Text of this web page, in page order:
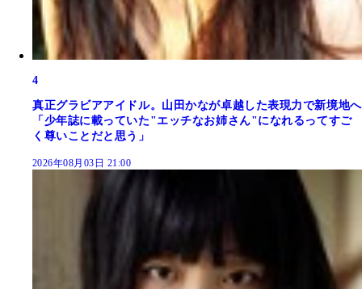
4
真正グラビアアイドル。山田かなが卓越した表現力で新境地へ
「少年誌に載っていた"エッチなお姉さん"になれるってすご
く尊いことだと思う」
2026年08月03日 21:00